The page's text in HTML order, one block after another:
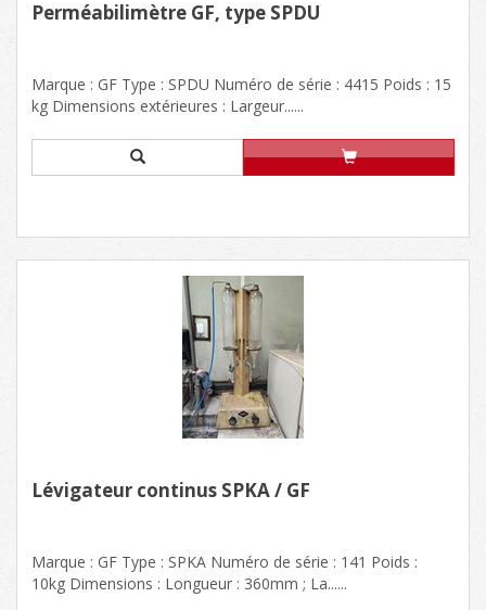
Perméabilimètre GF, type SPDU
Marque : GF Type : SPDU Numéro de série : 4415 Poids : 15
kg Dimensions extérieures : Largeur......
Lévigateur continus SPKA / GF
Marque : GF Type : SPKA Numéro de série : 141 Poids :
10kg Dimensions : Longueur : 360mm ; La......